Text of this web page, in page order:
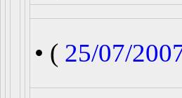
• ( 25/07/